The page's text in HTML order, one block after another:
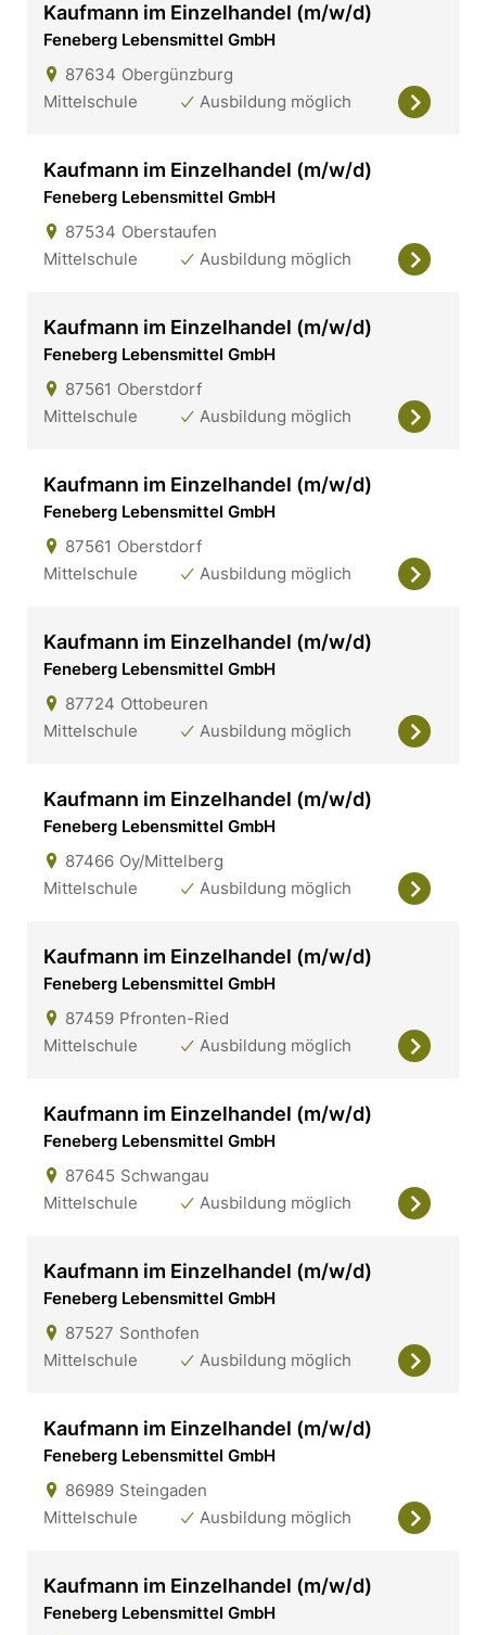
Kaufmann im Einzelhandel (m/w/d)
Feneberg Lebensmittel GmbH
87634 Obergünzburg
Mittelschule
Ausbildung möglich
Kaufmann im Einzelhandel (m/w/d)
Feneberg Lebensmittel GmbH
87534 Oberstaufen
Mittelschule
Ausbildung möglich
Kaufmann im Einzelhandel (m/w/d)
Feneberg Lebensmittel GmbH
87561 Oberstdorf
Mittelschule
Ausbildung möglich
Kaufmann im Einzelhandel (m/w/d)
Feneberg Lebensmittel GmbH
87561 Oberstdorf
Mittelschule
Ausbildung möglich
Kaufmann im Einzelhandel (m/w/d)
Feneberg Lebensmittel GmbH
87724 Ottobeuren
Mittelschule
Ausbildung möglich
Kaufmann im Einzelhandel (m/w/d)
Feneberg Lebensmittel GmbH
87466 Oy/Mittelberg
Mittelschule
Ausbildung möglich
Kaufmann im Einzelhandel (m/w/d)
Feneberg Lebensmittel GmbH
87459 Pfronten-Ried
Mittelschule
Ausbildung möglich
Kaufmann im Einzelhandel (m/w/d)
Feneberg Lebensmittel GmbH
87645 Schwangau
Mittelschule
Ausbildung möglich
Kaufmann im Einzelhandel (m/w/d)
Feneberg Lebensmittel GmbH
87527 Sonthofen
Mittelschule
Ausbildung möglich
Kaufmann im Einzelhandel (m/w/d)
Feneberg Lebensmittel GmbH
86989 Steingaden
Mittelschule
Ausbildung möglich
Kaufmann im Einzelhandel (m/w/d)
Feneberg Lebensmittel GmbH